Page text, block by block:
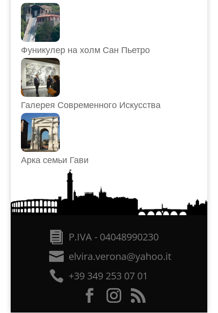
Фуникулер на холм Сан Пьетро
Галерея Современного Искусства
Арка семьи Гави
P.IVA - 04048990230
elvira.verona@yahoo.it
+39 349 253 07 01